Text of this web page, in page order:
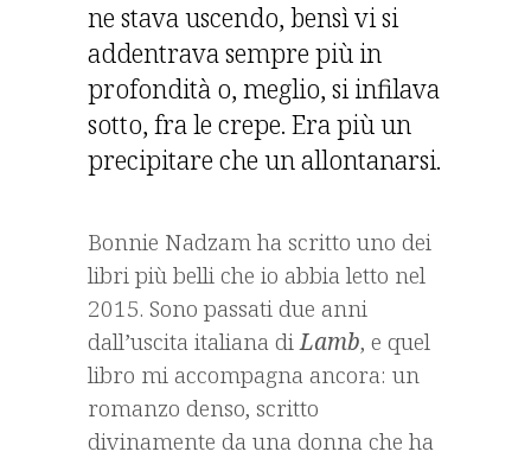
ne stava uscendo, bensì vi si
addentrava sempre più in
profondità o, meglio, si infilava
sotto, fra le crepe. Era più un
precipitare che un allontanarsi.
Bonnie Nadzam ha scritto uno dei
libri più belli che io abbia letto nel
2015. Sono passati due anni
dall’uscita italiana diLamb, e quel
libro mi accompagna ancora: un
romanzo denso, scritto
divinamente da una donna che ha